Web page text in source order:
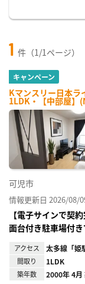
1 件（1/1ページ）
キャンペーン
Kマンスリー日本ラ
1LDK・【中部屋】
可児市
情報更新日 2026/08/
【電子サインで契
面台付き駐車場付き
アクセス 太多線「姫
間取り 1LDK
築年数 2000年 4月